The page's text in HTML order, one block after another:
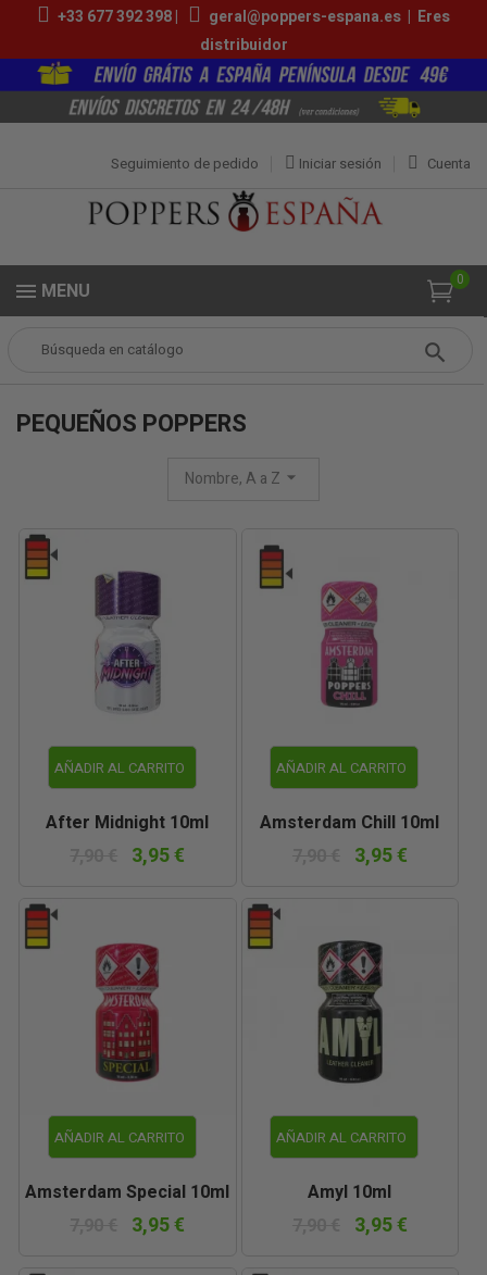
+33 677 392 398 | geral@poppers-espana.es | Eres
distribuidor
Cuenta
Iniciar sesión
Seguimiento de pedido
0
MENU
Pequeños Poppers
PEQUEÑOS POPPERS
Nombre, A a Z
AÑADIR AL CARRITO
After Midnight 10ml
3,95 €
AÑADIR AL CARRITO
Amsterdam Chill 10ml
3,95 €
AÑADIR AL CARRITO
Amsterdam Special 10ml
3,95 €
AÑADIR AL CARRITO
Amyl 10ml
3,95 €